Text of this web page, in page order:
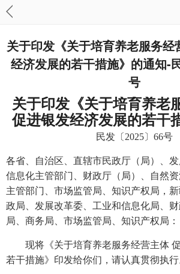
关于印发《关于培育养老服务
经济发展的若干措施》的通知-
号
关于印发《关于培育养老
促进银发经济发展的若干
民发〔2025〕66号
各省、自治区、直辖市民政厅（局）、
信息化主管部门、财政厅（局）、自然
主管部门、市场监管局、知识产权局，
政局、发展改革委、工业和信息化局、
局、商务局、市场监管局、知识产权局：
现将《关于培育养老服务经营主体
若干措施》印发给你们，请认真贯彻执行